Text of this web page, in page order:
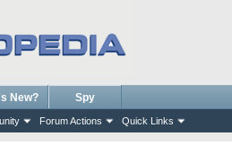
Forum Actions Quick Links
New? Spy